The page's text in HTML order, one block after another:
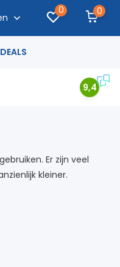
0 0
9,4
Er zijn veel
kleiner.